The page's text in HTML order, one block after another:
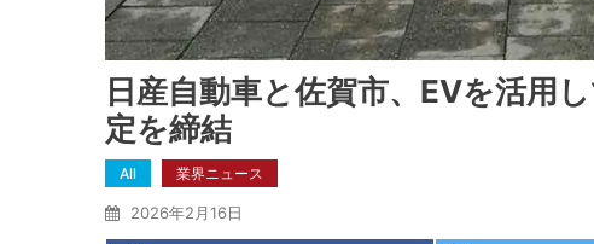
日産自動車と佐賀市、EVを活用
定を締結
All 業界ニュース
2026年2月16日